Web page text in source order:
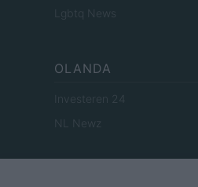
Lgbtq News
OLANDA
Investeren 24
NL Newz